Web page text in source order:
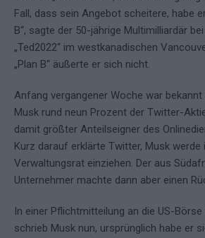
Fall, dass sein Angebot scheitere, habe
B“, sagte der 50-jährige Multimilliardär
„Ted2022“ im westkanadischen
„Plan B“ äußerte er sich nicht.
Anfang vergangener Woche war
Musk rund neun Prozent der Twitter-
damit größter Anteilseigner des
Kurz darauf erklärte Twitter, Musk werde
Verwaltungsrat einziehen. Der aus
Unternehmer machte dann aber einen
In einer Pflichtmitteilung an die US-
schrieb Musk nun, ursprünglich habe er